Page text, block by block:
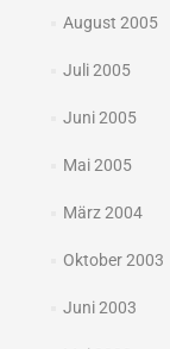
August 2005
Juli 2005
Juni 2005
Mai 2005
März 2004
Oktober 2003
Juni 2003